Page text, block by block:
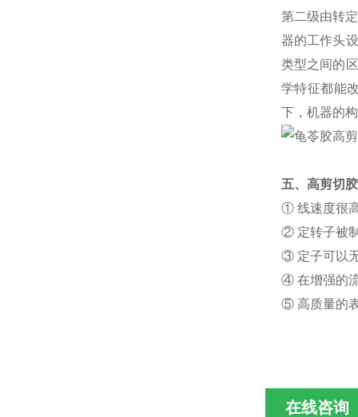
第二级由转
器的工作头
类型之间的
学特征都能
下，机器的
五、高剪切
① 线速度很
② 定转子被
③ 定子可以
④ 在增强的
⑤ 高质量的
在线咨询